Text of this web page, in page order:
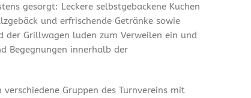
gesorgt: Leckere selbstgebackene Kuchen
und erfrischende Getränke sowie
der Grillwagen luden zum Verweilen ein und
Begegnungen innerhalb der
Gruppen des Turnvereins mit